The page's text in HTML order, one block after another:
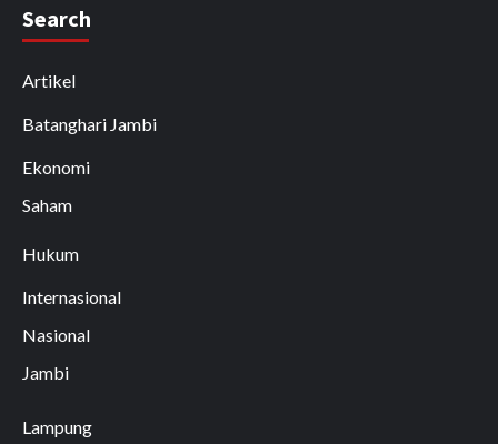
Search
Artikel
Batanghari Jambi
Ekonomi
Saham
Hukum
Internasional
Nasional
Jambi
Lampung